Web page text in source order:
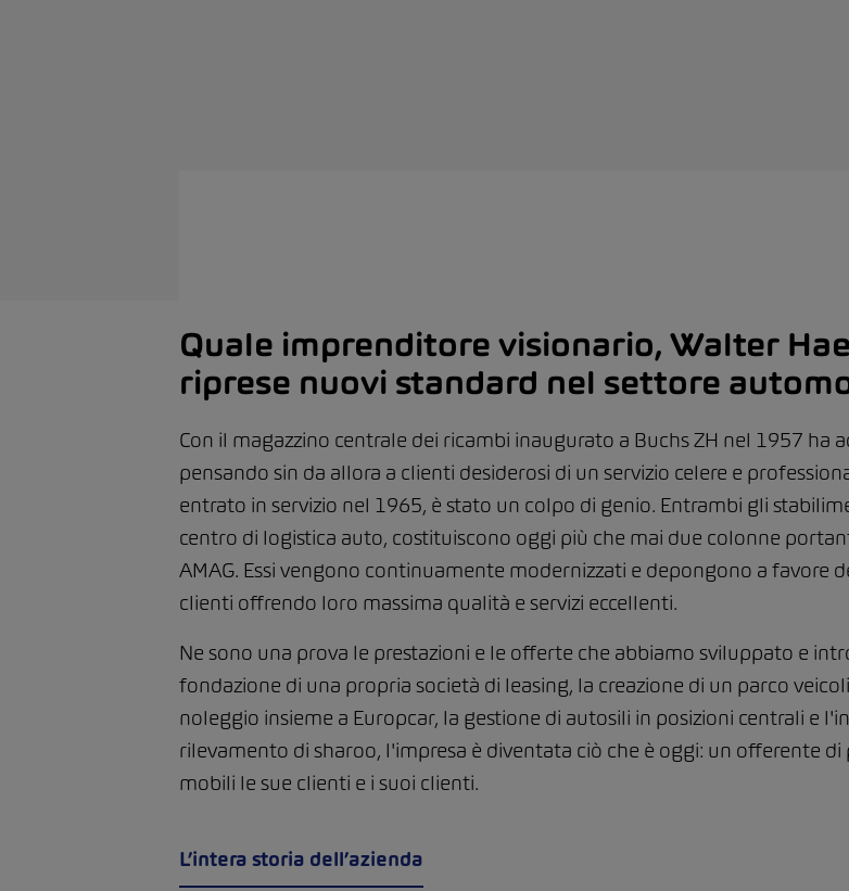
Quale imprenditore visionario, Walter
riprese nuovi standard nel settore
Con il magazzino centrale dei ricambi inaugurato a Buchs ZH nel 1957 ha
pensando sin da allora a clienti desiderosi di un servizio celere e
entrato in servizio nel 1965, è stato un colpo di genio. Entrambi gli
centro di logistica auto, costituiscono oggi più che mai due colonne
AMAG. Essi vengono continuamente modernizzati e depongono a favore
clienti offrendo loro massima qualità e servizi eccellenti.
Ne sono una prova le prestazioni e le offerte che abbiamo sviluppato e
fondazione di una propria società di leasing, la creazione di un parco
noleggio insieme a Europcar, la gestione di autosili in posizioni centrali e
rilevamento di sharoo, l'impresa è diventata ciò che è oggi: un offerente
mobili le sue clienti e i suoi clienti.
L’intera storia dell’azienda